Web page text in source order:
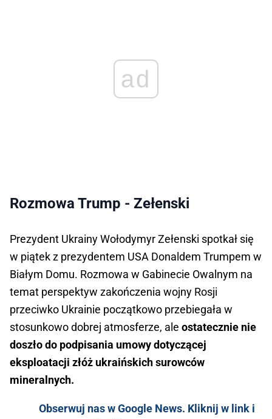
ad
Rozmowa Trump - Zełenski
Prezydent Ukrainy Wołodymyr Zełenski spotkał się
w piątek z prezydentem USA Donaldem Trumpem w
Białym Domu. Rozmowa w Gabinecie Owalnym na
temat perspektyw zakończenia wojny Rosji
przeciwko Ukrainie początkowo przebiegała w
stosunkowo dobrej atmosferze, ale ostatecznie nie
doszło do podpisania umowy dotyczącej
eksploatacji złóż ukraińskich surowców
mineralnych.
Obserwuj nas w Google News. Kliknij w link i